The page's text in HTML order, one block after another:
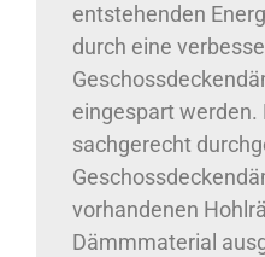
entstehenden
durch eine
eingespart werden.
sachgerecht
vorhandenen
Dämmmaterial